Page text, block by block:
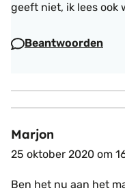
geeft niet, ik lees ook
Beantwoorden
Marjon
25 oktober 2020 om
Ben het nu aan het